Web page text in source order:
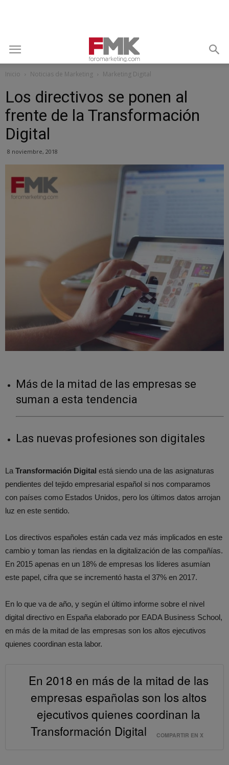
Inicio Noticias de Marketing Marketing Digital
Los directivos se ponen al
frente de la Transformación
Digital
8 noviembre, 2018
Más de la mitad de las empresas se
suman a esta tendencia
Las nuevas profesiones son digitales
La Transformación Digital está siendo una de las asignaturas
pendientes del tejido empresarial español si nos comparamos
con países como Estados Unidos, pero los últimos datos arrojan
luz en este sentido.
Los directivos españoles están cada vez más implicados en este
cambio y toman las riendas en la digitalización de las compañías.
En 2015 apenas en un 18% de empresas los líderes asumían
este papel, cifra que se incrementó hasta el 37% en 2017.
En lo que va de año, y según el último informe sobre el nivel
digital directivo en España elaborado por EADA Business School,
en más de la mitad de las empresas son los altos ejecutivos
quienes coordinan esta labor.
En 2018 en más de la mitad de las
empresas españolas son los altos
ejecutivos quienes coordinan la
Transformación Digital
COMPARTIR EN X